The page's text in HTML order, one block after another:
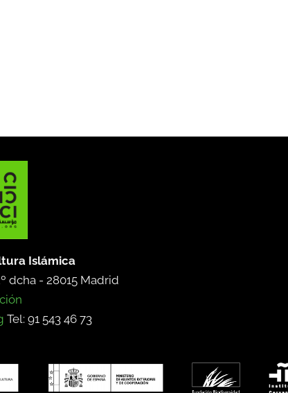
Islámica
dcha - 28015 Madrid
Tel: 91 543 46 73